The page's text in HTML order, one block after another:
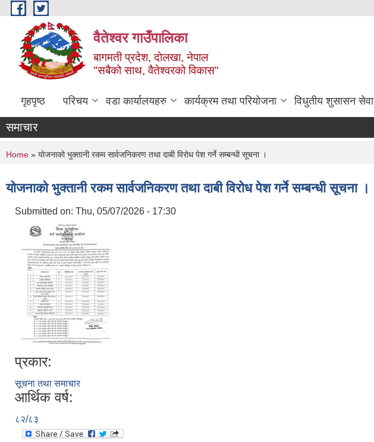
Skip to main content
वैतेश्वर गाउँपालिका
बागमती प्रदेश, दाेलखा, नेपाल
"सबैको साथ, वैतेश्वरको विकास"
गृहपृष्ठ परिचय वडा कार्यालयहरु कार्यक्रम तथा परियोजना विधुतीय शुसासन सेवा
समाचार
You are here
Home » योजनाको भुक्तानी रकम सार्वजनिकरण तथा दाबी विरोध पेश गर्ने सम्बन्धी सूचना ।
योजनाको भुक्तानी रकम सार्वजनिकरण तथा दाबी विरोध पेश गर्ने सम्बन्धी सूचना ।
Submitted on: Thu, 05/07/2026 - 17:30
प्रकार:
सूचना तथा समाचार
आर्थिक वर्ष:
८२/८३